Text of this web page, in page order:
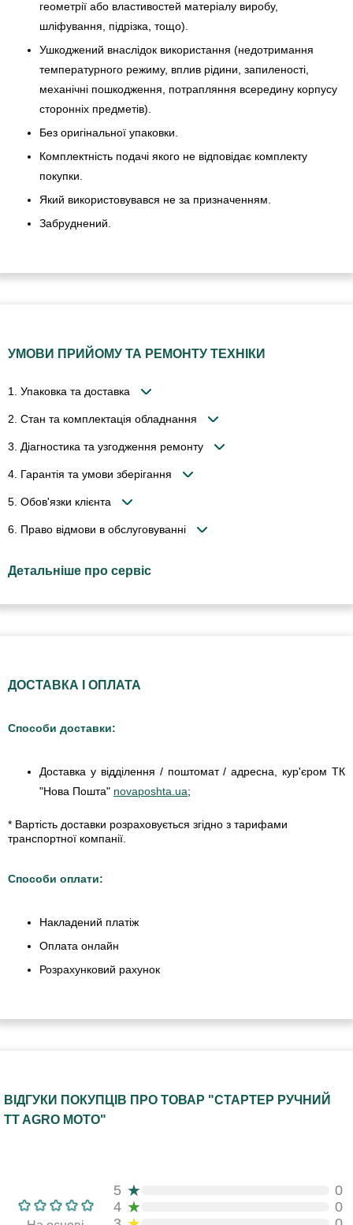
геометрії або властивостей матеріалу виробу,
шліфування, підрізка, тощо).
Ушкоджений внаслідок використання (недотримання
температурного режиму, вплив рідини, запиленості,
механічні пошкодження, потрапляння всередину корпусу
сторонніх предметів).
Без оригінальної упаковки.
Комплектність подачі якого не відповідає комплекту
покупки.
Який використовувався не за призначенням.
Забруднений.
УМОВИ ПРИЙОМУ ТА РЕМОНТУ ТЕХНІКИ
1. Упаковка та доставка
2. Стан та комплектація обладнання
3. Діагностика та узгодження ремонту
4. Гарантія та умови зберігання
5. Обов'язки клієнта
6. Право відмови в обслуговуванні
Детальніше про сервіс
ДОСТАВКА І ОПЛАТА
Способи доставки:
Доставка у відділення / поштомат / адресна, кур'єром ТК
"Нова Пошта" novaposhta.ua;
* Вартість доставки розраховується згідно з тарифами
транспортної компанії.
Способи оплати:
Накладений платіж
Оплата онлайн
Розрахунковий рахунок
ВІДГУКИ ПОКУПЦІВ ПРО ТОВАР "СТАРТЕР РУЧНИЙ
TT AGRO MOTO"
5 ★
0
4 ★
0